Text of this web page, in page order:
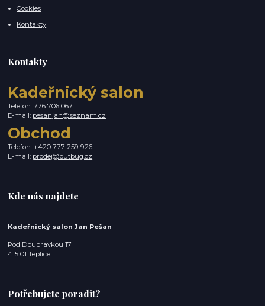
Cookies
Kontakty
Kontakty
Kadeřnický salon
Telefon: 776 706 067
E-mail: pesanjan@seznam.cz
Obchod
Telefon: +420 777 259 926
E-mail: prodej@outbug.cz
Kde nás najdete
Kadeřnický salon Jan Pešan
Pod Doubravkou 17
415 01 Teplice
Potřebujete poradit?